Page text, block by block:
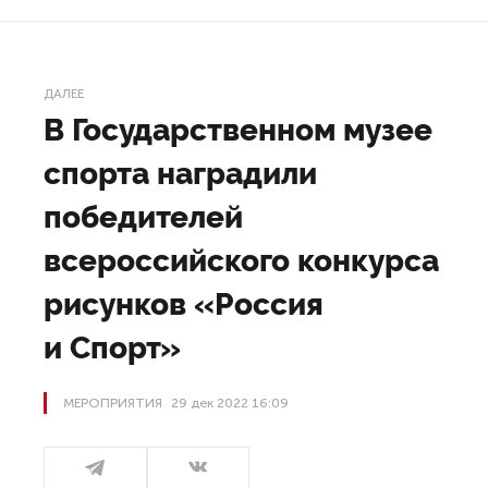
ДАЛЕЕ
В Государственном музее
спорта наградили
победителей
всероссийского конкурса
рисунков «Россия
и Спорт»
МЕРОПРИЯТИЯ 29 дек 2022 16:09